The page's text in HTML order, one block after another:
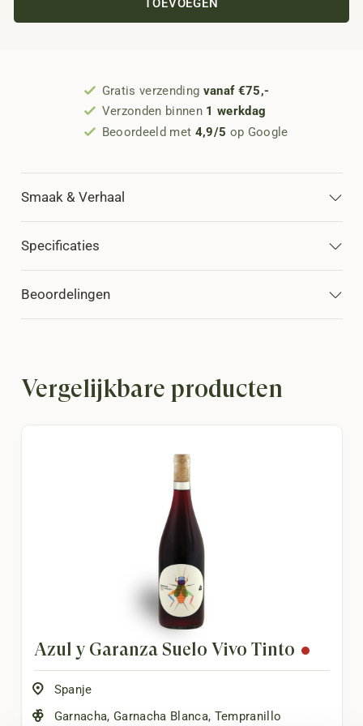
TOEVOEGEN
Gratis verzending vanaf €75,-
Verzonden binnen 1 werkdag
Beoordeeld met 4,9/5 op Google
Smaak & Verhaal
Specificaties
Beoordelingen
Vergelijkbare producten
Azul y Garanza Suelo Vivo Tinto
Spanje
Garnacha, Garnacha Blanca, Tempranillo